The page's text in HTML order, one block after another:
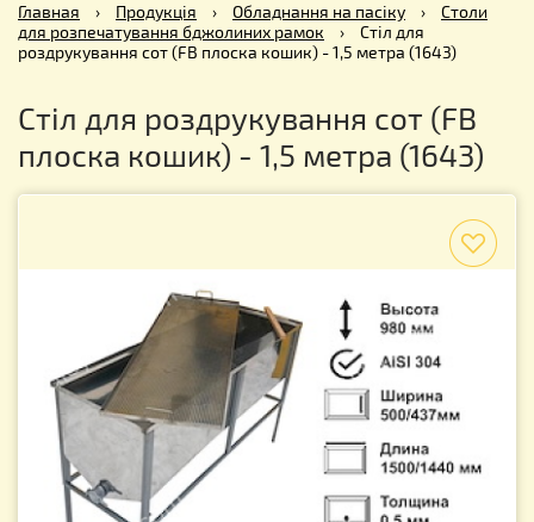
Главная › Продукція › Обладнання на пасіку ›
Столи
для розпечатування бджолиних рамок
›
Стіл для
роздрукування сот (FB плоска кошик) - 1,5 метра (1643)
Стіл для роздрукування сот (FB
плоска кошик) - 1,5 метра (1643)